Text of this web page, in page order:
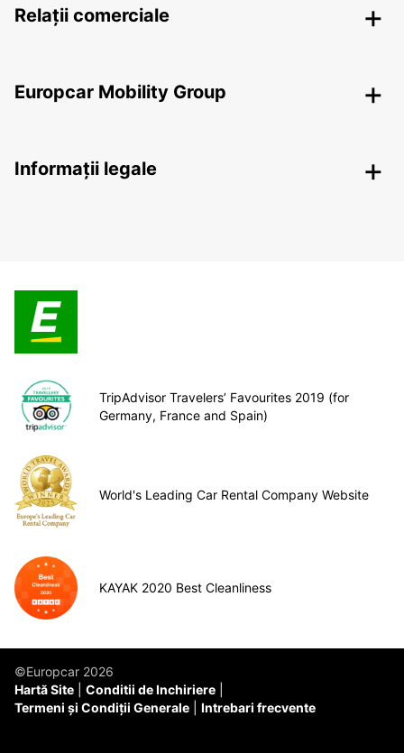
Relații comerciale
Europcar Mobility Group
Informații legale
TripAdvisor Travelers’ Favourites 2019 (for
Germany, France and Spain)
World's Leading Car Rental Company Website
KAYAK 2020 Best Cleanliness
©Europcar 2026
Hartă Site
Conditii de Inchiriere
Termeni și Condiții Generale
Intrebari frecvente